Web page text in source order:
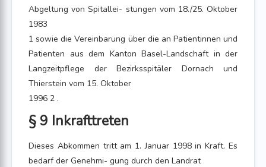
Abgeltung von Spitallei- stungen vom 18./25. Oktober
1983
1 sowie die Vereinbarung über die an Patientinnen und
Patienten aus dem Kanton Basel-Landschaft in der
Langzeitpflege der Bezirksspitäler Dornach und
Thierstein vom 15. Oktober
1996 2 .
§ 9 Inkrafttreten
Dieses Abkommen tritt am 1. Januar 1998 in Kraft. Es
bedarf der Genehmi- gung durch den Landrat